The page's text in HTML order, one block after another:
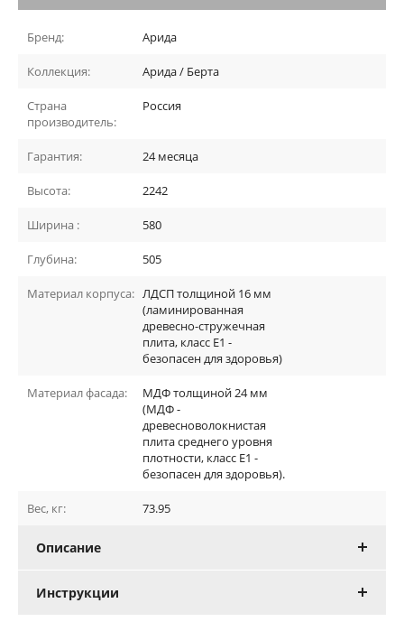
Бренд: Арида
Коллекция: Арида / Берта
Страна
производитель:
Россия
Гарантия: 24 месяца
Высота: 2242
Ширина : 580
Глубина: 505
Материал корпуса: ЛДСП толщиной 16 мм
(ламинированная
древесно-стружечная
плита, класс E1 -
безопасен для здоровья)
Материал фасада:
МДФ толщиной 24 мм
(МДФ -
древесноволокнистая
плита среднего уровня
плотности, класс E1 -
безопасен для здоровья).
Вес, кг: 73.95
Описание
Инструкции